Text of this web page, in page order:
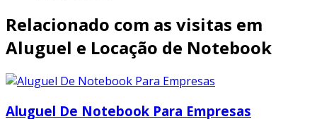
evitando o investimento em hardware
para uso sazonal.
viagens de negócios:
viagem podem alugar notebooks para
ferramentas de que precisam, mantendo a
Relacionado com as visitas em
Aluguel e Locação de Notebook
Aluguel De Notebook Para Empresas